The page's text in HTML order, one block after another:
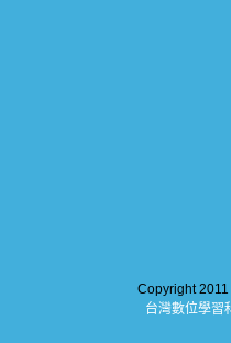
Copyright
台灣數位學習